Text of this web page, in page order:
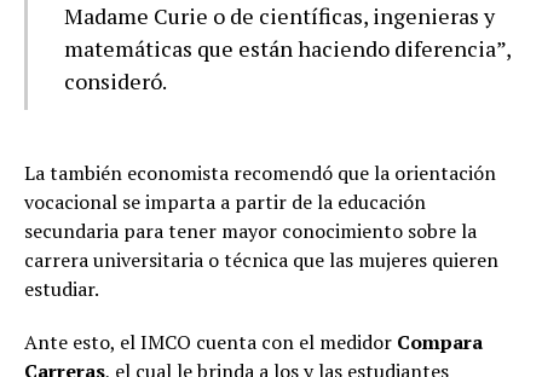
Madame Curie o de científicas, ingenieras y
matemáticas que están haciendo diferencia”,
consideró.
La también economista recomendó que la orientación
vocacional se imparta a partir de la educación
secundaria para tener mayor conocimiento sobre la
carrera universitaria o técnica que las mujeres quieren
estudiar.
Ante esto, el IMCO cuenta con el medidor Compara
Carreras, el cual le brinda a los y las estudiantes